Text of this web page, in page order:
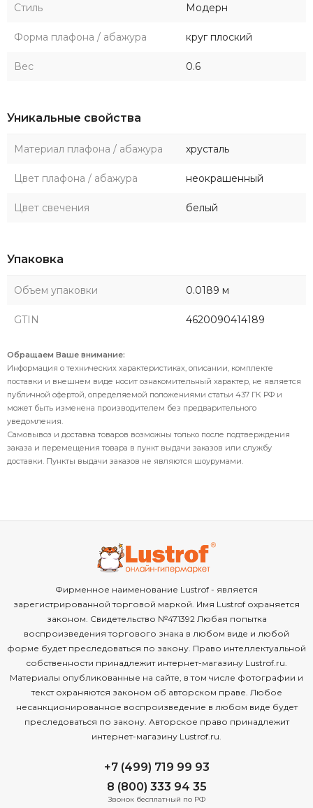
Стиль Модерн
Форма плафона / абажура круг плоский
Вес 0.6
Уникальные свойства
Материал плафона / абажура хрусталь
Цвет плафона / абажура неокрашенный
Цвет свечения белый
Упаковка
Объем упаковки 0.0189 м
GTIN 4620090414189
Обращаем Ваше внимание:
Информация о технических характеристиках, описании, комплекте
поставки и внешнем виде носит ознакомительный характер, не является
публичной офертой, определяемой положениями статьи 437 ГК РФ и
может быть изменена производителем без предварительного
уведомления.
Самовывоз и доставка товаров возможны только после подтверждения
заказа и перемещения товара в пункт выдачи заказов или службу
доставки. Пункты выдачи заказов не являются шоурумами.
Фирменное наименование Lustrof - является
зарегистрированной торговой маркой. Имя Lustrof охраняется
законом. Свидетельство №471392 Любая попытка
воспроизведения торгового знака в любом виде и любой
форме будет преследоваться по закону. Право интеллектуальной
собственности принадлежит интернет-магазину Lustrof.ru.
Материалы опубликованные на сайте, в том числе фотографии и
текст охраняются законом об авторском праве. Любое
несанкционированное воспроизведение в любом виде будет
преследоваться по закону. Авторское право принадлежит
интернет-магазину Lustrof.ru.
+7 (499) 719 99 93
8 (800) 333 94 35
Звонок бесплатный по РФ